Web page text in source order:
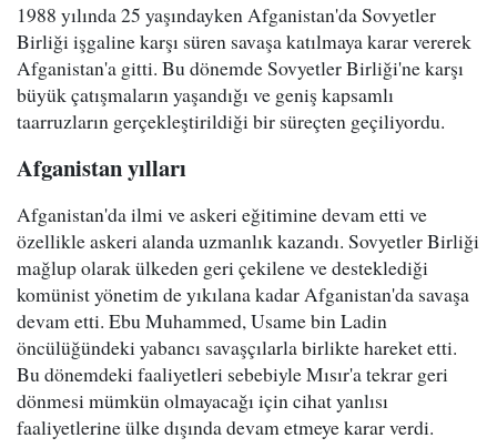
1988 yılında 25 yaşındayken Afganistan'da Sovyetler
Birliği işgaline karşı süren savaşa katılmaya karar vererek
Afganistan'a gitti. Bu dönemde Sovyetler Birliği'ne karşı
büyük çatışmaların yaşandığı ve geniş kapsamlı
taarruzların gerçekleştirildiği bir süreçten geçiliyordu.
Afganistan yılları
Afganistan'da ilmi ve askeri eğitimine devam etti ve
özellikle askeri alanda uzmanlık kazandı. Sovyetler Birliği
mağlup olarak ülkeden geri çekilene ve desteklediği
komünist yönetim de yıkılana kadar Afganistan'da savaşa
devam etti. Ebu Muhammed, Usame bin Ladin
öncülüğündeki yabancı savaşçılarla birlikte hareket etti.
Bu dönemdeki faaliyetleri sebebiyle Mısır'a tekrar geri
dönmesi mümkün olmayacağı için cihat yanlısı
faaliyetlerine ülke dışında devam etmeye karar verdi.